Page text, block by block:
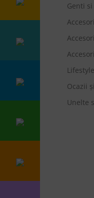
Genti si
Ocazii
Unelte